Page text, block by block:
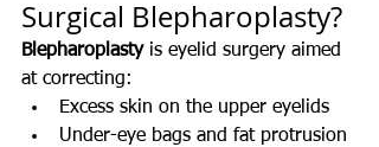
Surgical Blepharoplasty?
Blepharoplasty is eyelid surgery aimed
at correcting:
Excess skin on the upper eyelids
Under-eye bags and fat protrusion